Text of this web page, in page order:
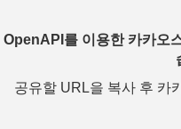
OpenAPI를 이용한 카카오
공유할 URL을 복사 후 카